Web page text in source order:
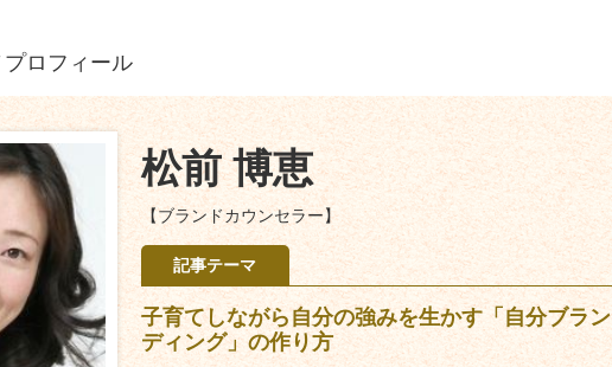
プロフィール
松前 博恵
【ブランドカウンセラー】
記事テーマ
子育てしながら自分の強みを生かす「自分ブラン
ディング」の作り方